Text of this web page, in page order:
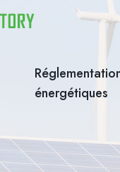
énergétiques